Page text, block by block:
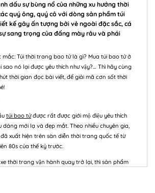
dấu sự bùng nổ của những xu hướng thời
quý ông, quý cô với dòng sản phẩm túi
kế gây ấn tượng bởi vẻ ngoài đặc sắc, cá
sang trọng của đấng mày râu và phái
mắc: Túi thời trang bao tử là gì? Mua túi bao tử ở
sao nó lại được yêu thích như vậy?… Thì hãy cùng
thời gian đọc bài viết, để giải mã cơn sốt thời
túi bao tửđược rất được giới mộ điệu yêu thích
dáng mới lạ và đẹp mắt. Theo nhiều chuyên gia,
xuất hiện trên sàn diễn thời trang quốc tế từ
80s của thế kỷ trước.
thời trang vận hành quay trở lại, thì sản phẩm